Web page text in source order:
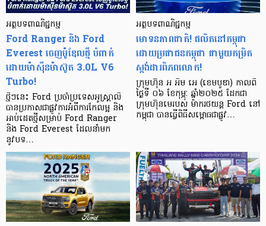
អត្ថបទពាណិជ្ជកម្ម
Ford Ranger និង Ford
Everest ចេញម៉ូឌែលថ្មី បំពាក់
ដោយម៉ាស៊ីនម៉ាស៊ូត 3.0L V6
Turbo!
ថ្មីៗនេះ Ford ប្រចាំប្រទេសអូស្រ្តាលី
បានប្រកាសជាផ្លូវការអំពីការកែលម្អ និង
អាប់ដេតថ្មីសម្រាប់ Ford Ranger
និង Ford Everest ដែលនាំមក
នូវបទ…
អត្ថបទពាណិជ្ជកម្ម
មោទនភាពជាតិ! ផលិតនៅកម្ពុជា
ដោយប្រជាជនកម្ពុជា ជាមួយកម្រិត
ស្តង់ដារពិភពលោក!
ក្រុមហ៊ុន អ អិម អេ (ខេមបូឌា) កាលពី
ថ្ងៃទី ០៦ ខែកុម្ភៈ ឆ្នាំ២០២៥ ដែកជា
ក្រុមហ៊ុនមេរបស់ ម៉ាករថយន្ត Ford នៅ
កម្ពុជា បានធ្វើពិធីសម្ពោធជាផ្លូវ…